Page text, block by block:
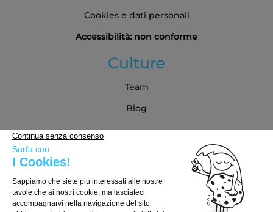
Cookies e dati personali
Accessibilità: non conforme
Culture
Team
Blog
Guida all'acquisto